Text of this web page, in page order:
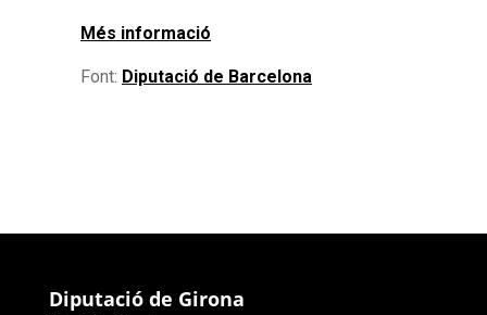
Més informació
Font: Diputació de Barcelona
Diputació de Girona